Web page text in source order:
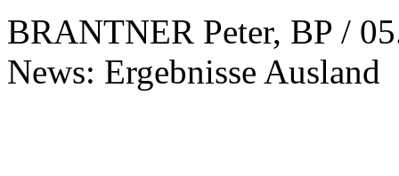
BRANTNER Peter, BP /
News: Ergebnisse Ausland